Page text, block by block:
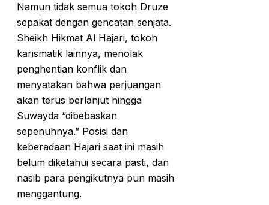
Namun tidak semua tokoh Druze
sepakat dengan gencatan senjata.
Sheikh Hikmat Al Hajari, tokoh
karismatik lainnya, menolak
penghentian konflik dan
menyatakan bahwa perjuangan
akan terus berlanjut hingga
Suwayda “dibebaskan
sepenuhnya.” Posisi dan
keberadaan Hajari saat ini masih
belum diketahui secara pasti, dan
nasib para pengikutnya pun masih
menggantung.